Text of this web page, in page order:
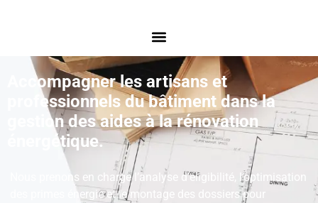
Accompagner les artisans et
professionnels du bâtiment dans la
gestion des aides à la rénovation
énergétique.
Nous prenons en charge l’analyse d’éligibilité, l’optimisation
des primes énergie et le montage des dossiers pour